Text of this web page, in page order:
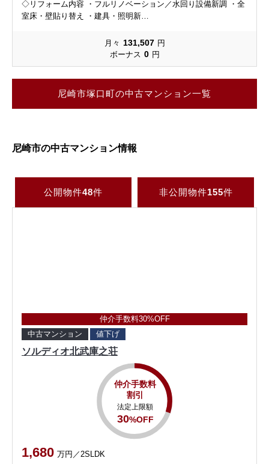
◇リフォーム内容 ・フルリノベーション／水回り設備新調 ・全
室床・壁貼り替え ・建具・照明新…
月々 131,507 円
ボーナス 0 円
尼崎市塚口町の中古マンション一覧
尼崎市の中古マンション情報
公開物件48件 非公開物件155件
仲介手数料30%OFF
中古マンション
値下げ
ソルディオ北武庫之荘
仲介手数料
割引
法定上限額
30%OFF
1,680 万円／2SLDK